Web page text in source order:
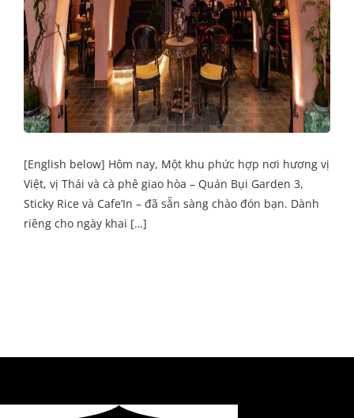
[English below] Hôm nay, Một khu phức hợp nơi hương vị
Việt, vị Thái và cà phê giao hòa – Quán Bụi Garden 3,
Sticky Rice và Cafe’In – đã sẵn sàng chào đón bạn. Dành
riêng cho ngày khai […]